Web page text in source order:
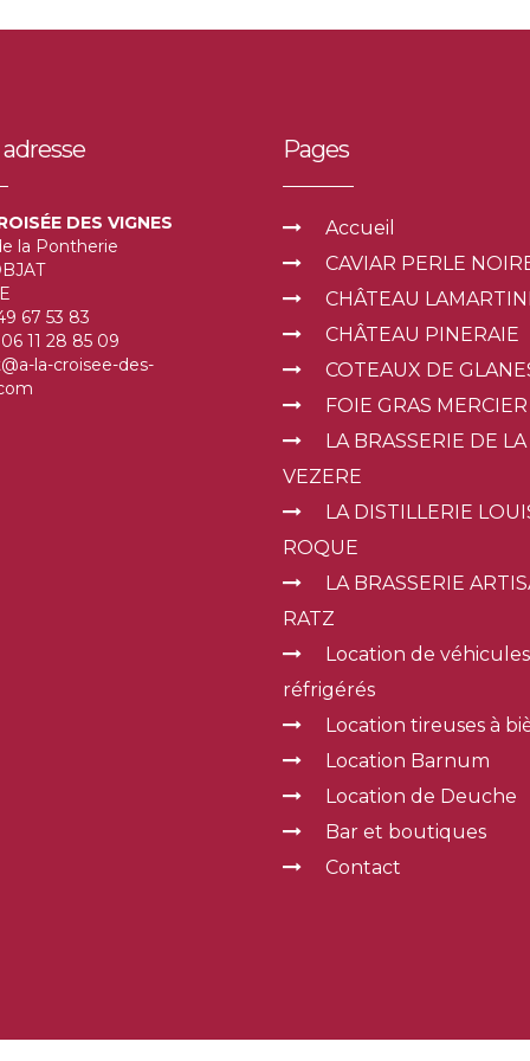
d'informations sur A LA
specialite souillac
Terre de gastronomie et de nature,
moment.
tradition perigord
Plats traditionnels du Périgord, Sud Ouest
bieres blondes du sud ouest
Plats cuisinés à base de canard, oie, porc,
DES VIGNES
la Pontherie
67 53 83
06 11 28 85 09
la-croisee-des-
Pages
Accueil
CAVIAR PERLE
CHÂTEAU
CHÂTEAU PINERAIE
COTEAUX DE
FOIE GRAS MERCIER
LA BRASSERIE DE LA
VEZERE
LA DISTILLERIE
ROQUE
LA BRASSERIE
RATZ
Location de véhicules
réfrigérés
Location tireuses à
Location Barnum
Location de Deuche
Bar et boutiques
Contact